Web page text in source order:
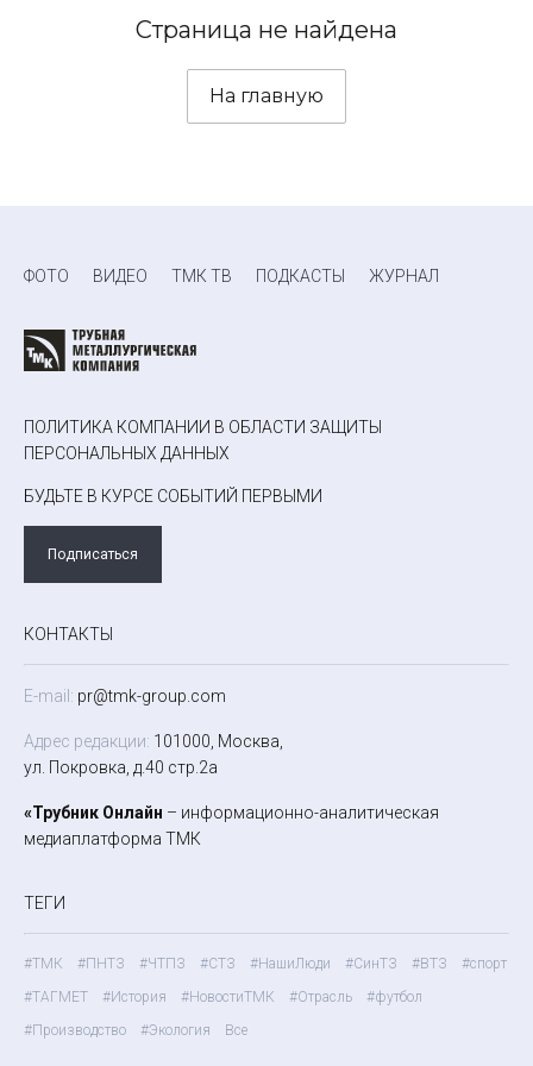
Страница не найдена
На главную
ФОТО ВИДЕО ТМК ТВ ПОДКАСТЫ ЖУРНАЛ
ПОЛИТИКА КОМПАНИИ В ОБЛАСТИ ЗАЩИТЫ
ПЕРСОНАЛЬНЫХ ДАННЫХ
БУДЬТЕ В КУРСЕ СОБЫТИЙ ПЕРВЫМИ
Подписаться
КОНТАКТЫ
E-mail: pr@tmk-group.com
Адрес редакции: 101000, Москва,
ул. Покровка, д.40 стр.2а
«Трубник Онлайн – информационно-аналитическая
медиаплатформа ТМК
ТЕГИ
#ТМК #ПНТЗ #ЧТПЗ #СТЗ #НашиЛюди #СинТЗ #ВТЗ
#спорт
#ТАГМЕТ
#История #НовостиТМК #Отрасль
#футбол
#Производство
#Экология Все